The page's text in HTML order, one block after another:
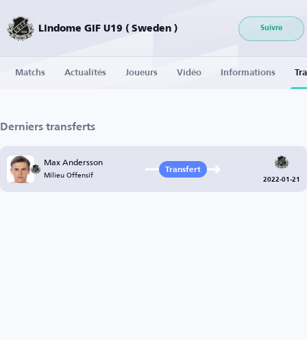
Lindome GIF U19 ( Sweden ) Suivre
Matchs Actualités Joueurs Vidéo Informations
Derniers transferts
Max Andersson
Milieu Offensif Transfert
2022-01-21